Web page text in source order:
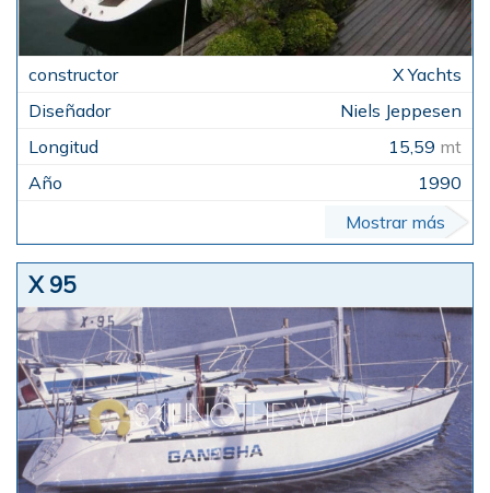
X Yachts
Niels Jeppesen
15,59 mt
1990
Mostrar más
X 95